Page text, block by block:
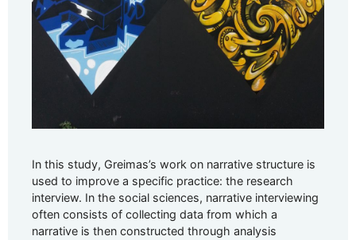
In this study, Greimas’s work on narrative structure is
used to improve a specific practice: the research
interview. In the social sciences, narrative interviewing
often consists of collecting data from which a
narrative is then constructed through analysis